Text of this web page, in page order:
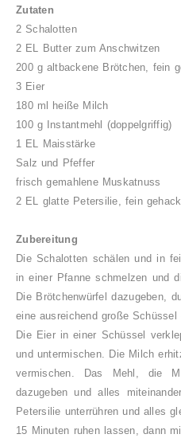
Zutaten
2 Schalotten
2 EL Butter zum Anschwitzen
200 g altbackene Brötchen, fein
3 Eier
180 ml heiße Milch
100 g Instantmehl (doppelgriffig)
1 EL Maisstärke
Salz und Pfeffer
frisch gemahlene Muskatnuss
2 EL glatte Petersilie, fein
Zubereitung
Die Schalotten schälen und in
in einer Pfanne schmelzen und
Die Brötchenwürfel dazugeben,
eine ausreichend große Schüssel
Die Eier in einer Schüssel
und untermischen. Die Milch
vermischen. Das Mehl, die
dazugeben und alles
Petersilie unterrühren und alles
15 Minuten ruhen lassen, dann